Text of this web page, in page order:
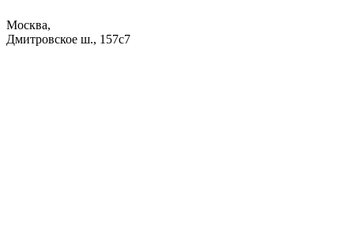
Москва,
Дмитровское ш., 157с7